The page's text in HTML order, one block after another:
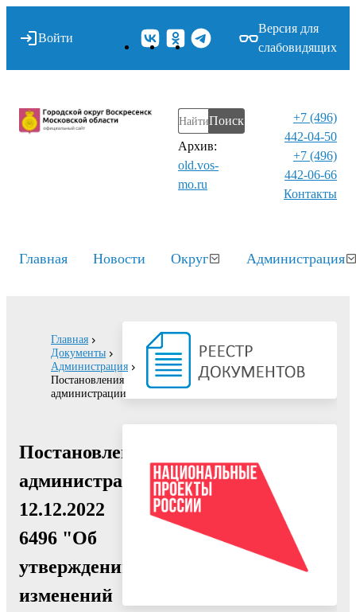
Войти
Версия для
слабовидящих
Поиск
Архив:
old.vos-
mo.ru
+7 (496)
442-04-50
+7 (496)
442-06-66
Контакты⁠
Главная Новости Округ Администрация
Главная
Документы
Администрация
Постановления
администрации
Постановление
администрации
12.12.2022
6496 "Об
утверждении
изменений